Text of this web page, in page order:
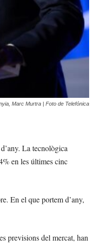
Marc Murtra | Foto de Telefónica
La tecnològica
en les últimes cinc
En el que portem d’any,
previsions del mercat, han